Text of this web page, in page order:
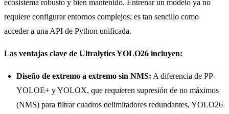
ecosistema robusto y bien mantenido. Entrenar un modelo ya no
requiere configurar entornos complejos; es tan sencillo como
acceder a una API de Python unificada.
Las ventajas clave de Ultralytics YOLO26 incluyen:
Diseño de extremo a extremo sin NMS: A diferencia de PP-
YOLOE+ y YOLOX, que requieren supresión de no máximos
(NMS) para filtrar cuadros delimitadores redundantes, YOLO26